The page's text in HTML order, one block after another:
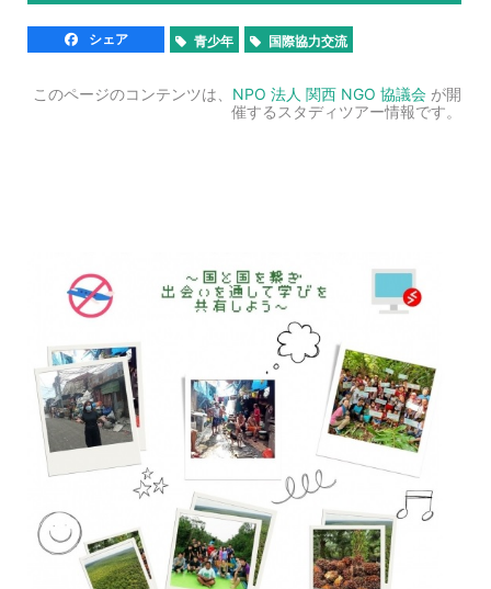
シェア 青少年 国際協力交流
このページのコンテンツは、 NPO 法人 関西 NGO 協議会が開
催するスタディツアー情報です。